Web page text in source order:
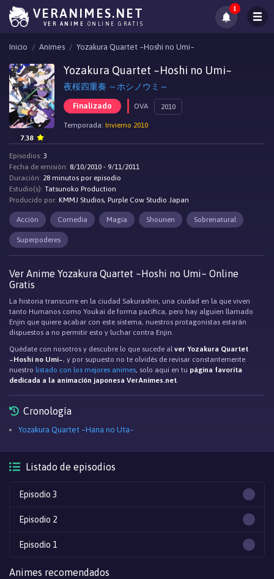
VERANIMES.NET
VER ANIME ONLINE GRATIS
1
Inicio Animes Yozakura Quartet ~Hoshi no Umi~
Yozakura Quartet ~Hoshi no Umi~
夜桜四重奏 ～ホシノウミ～
Finalizado OVA 2010
Temporada: Invierno 2010
7.38
Episodios: 3
Fecha de emisión: 8/10/2010 - 9/11/2011
Duración: 28 minutos por episodio
Estudio(s): Tatsunoko Production
Producido por: KMMJ Studios, Purple Cow Studio Japan
Acción Comedia Magia Shounen Sobrenatural
Superpoderes
Ver Anime Yozakura Quartet ~Hoshi no Umi~ Online
Gratis
La historia transcurre en la ciudad Sakurashin, una ciudad en la que viven
tanto Humanos como Youkai de forma pacífica, pero hay alguien llamado
Enjin que quiere acabar con este sistema, nuestros protagonistas estarán
dispuestos a no permitir esto y luchar contra Enjin.
Quédate con nosotros y descubre lo que sucede alver Yozakura Quartet
~Hoshi no Umi~, y por supuesto no te olvidés de revisar constantemente
nuestro listado con los mejores animes, solo aqui en tu página favorita
dedicada a la animación japonesa VerAnimes.net.
Cronología
Yozakura Quartet ~Hana no Uta~
Listado de episodios
Episodio 3
Episodio 2
Episodio 1
Animes recomendados